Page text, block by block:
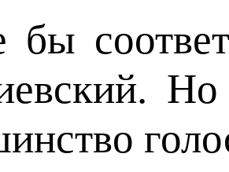
бы
Но